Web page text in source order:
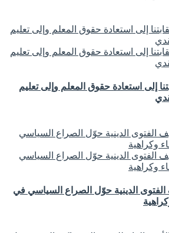
إلى استعادة حقوق المعلم وإلى تعليم
الدينية حوّل الصراع السياسي في